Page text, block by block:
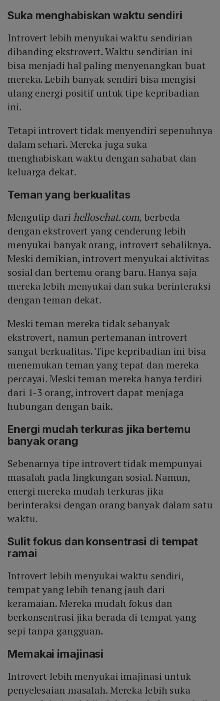
Suka menghabiskan waktu sendiri
Introvert lebih menyukai waktu sendirian
dibanding ekstrovert. Waktu sendirian ini
bisa menjadi hal paling menyenangkan buat
mereka. Lebih banyak sendiri bisa mengisi
ulang energi positif untuk tipe kepribadian
ini.
Tetapi introvert tidak menyendiri sepenuhnya
dalam sehari. Mereka juga suka
menghabiskan waktu dengan sahabat dan
keluarga dekat.
Teman yang berkualitas
Mengutip dari hellosehat.com, berbeda
dengan ekstrovert yang cenderung lebih
menyukai banyak orang, introvert sebaliknya.
Meski demikian, introvert menyukai aktivitas
sosial dan bertemu orang baru. Hanya saja
mereka lebih menyukai dan suka berinteraksi
dengan teman dekat.
Meski teman mereka tidak sebanyak
ekstrovert, namun pertemanan introvert
sangat berkualitas. Tipe kepribadian ini bisa
menemukan teman yang tepat dan mereka
percayai. Meski teman mereka hanya terdiri
dari 1-3 orang, introvert dapat menjaga
hubungan dengan baik.
Energi mudah terkuras jika bertemu
banyak orang
Sebenarnya tipe introvert tidak mempunyai
masalah pada lingkungan sosial. Namun,
energi mereka mudah terkuras jika
berinteraksi dengan orang banyak dalam satu
waktu.
Sulit fokus dan konsentrasi di tempat
ramai
Introvert lebih menyukai waktu sendiri,
tempat yang lebih tenang jauh dari
keramaian. Mereka mudah fokus dan
berkonsentrasi jika berada di tempat yang
sepi tanpa gangguan.
Memakai imajinasi
Introvert lebih menyukai imajinasi untuk
penyelesaian masalah. Mereka lebih suka